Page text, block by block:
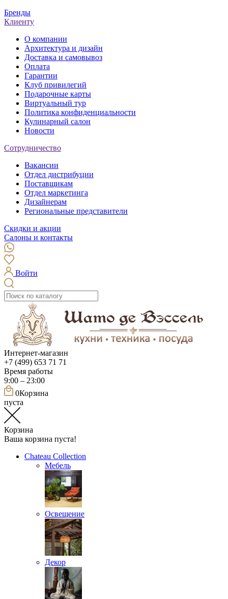
Бренды
Клиенту
О компании
Архитектура и дизайн
Доставка и самовывоз
Оплата
Гарантии
Клуб привилегий
Подарочные карты
Виртуальный тур
Политика конфиденциальности
Кулинарный салон
Новости
Сотрудничество
Вакансии
Отдел дистрибуции
Поставщикам
Отдел маркетинга
Дизайнерам
Региональные представители
Скидки и акции
Салоны и контакты
Войти
Интернет-магазин
+7 (499) 653 71 71
Время работы
9:00 – 23:00
0Корзина
пуста
Корзина
Ваша корзина пуста!
Chateau Collection
Мебель
Освещение
Декор